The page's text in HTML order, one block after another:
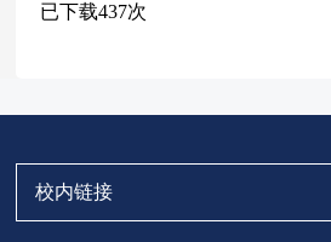
已下载437次
校内链接